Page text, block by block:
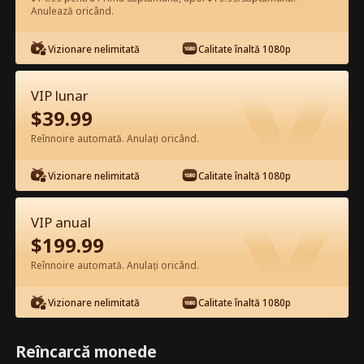
Episodul 58 - Valentinea doamnei șef
în orașul mic Film complet
0-49 50-61
57 58 59 60
Anulează oricând.
Vizionare nelimitată Calitate înaltă 1080p
VIP lunar
$39.99
Reînnoire automată. Anulați oricând.
Vizionare nelimitată Calitate înaltă 1080p
VIP anual
$199.99
Reînnoire automată. Anulați oricând.
Vizionare nelimitată Calitate înaltă 1080p
Reîncarcă monede